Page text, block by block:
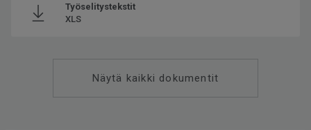
Käyttöluokka kotikäytössä
Käyttöluokka julkisessa
Työselitystekstit
XLS
Näytä kaikki dokumentit